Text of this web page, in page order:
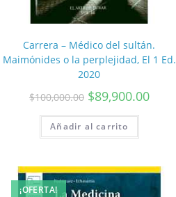
Carrera – Médico del sultán.
Maimónides o la perplejidad, El 1 Ed.
2020
$100,000.00 $89,900.00
Añadir al carrito
¡OFERTA!